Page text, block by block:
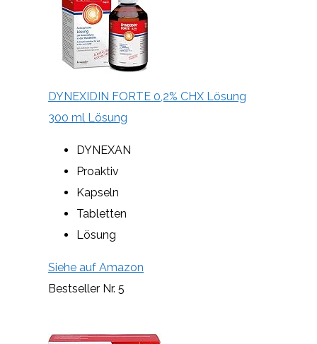
DYNEXIDIN FORTE 0,2% CHX Lösung
300 ml Lösung
DYNEXAN
Proaktiv
Kapseln
Tabletten
Lösung
Siehe auf Amazon
Bestseller Nr. 5